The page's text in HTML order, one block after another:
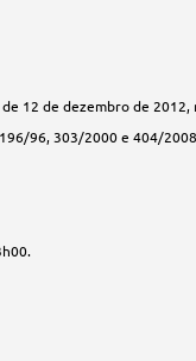
de 12 de dezembro de
196/96, 303/2000 e 404/